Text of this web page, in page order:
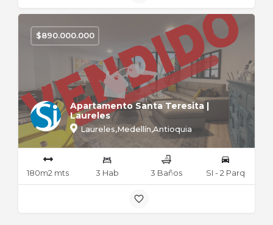
Apartamento Santa Teresita |
Laureles
Laureles,Medellín,Antioquia
$890.000.000
180m2 mts 3 Hab 3 Baños SI - 2 Parq